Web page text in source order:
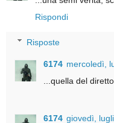
Rispondi
Risposte
6174 mercoledì,
...quella del
6174 giovedì,